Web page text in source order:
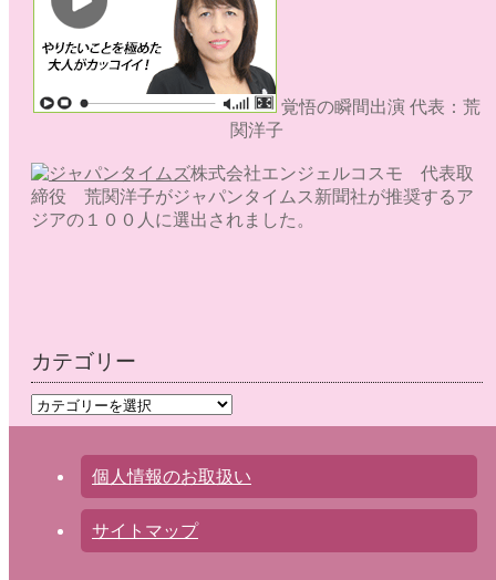
覚悟の瞬間出演 代表：荒
関洋子
株式会社エンジェルコスモ 代表取
締役 荒関洋子がジャパンタイムス新聞社が推奨するア
ジアの１００人に選出されました。
カテゴリー
カ
テ
個人情報のお取扱い
サイトマップ